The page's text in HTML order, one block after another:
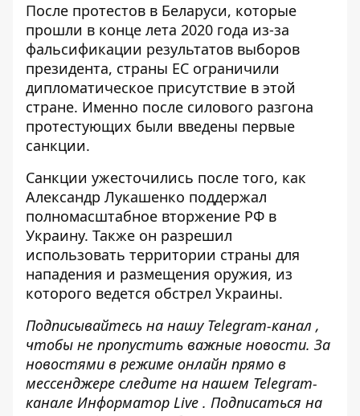
После протестов в Беларуси, которые
прошли в конце лета 2020 года из-за
фальсификации результатов выборов
президента, страны ЕС ограничили
дипломатическое присутствие в этой
стране. Именно после силового разгона
протестующих были введены первые
санкции.
Санкции ужесточились после того, как
Александр Лукашенко поддержал
полномасштабное вторжение РФ в
Украину. Также он разрешил
использовать территории страны для
нападения и размещения оружия, из
которого ведется обстрел Украины.
Подписывайтесь на нашу Telegram-канал ,
чтобы не пропустить важные новости. За
новостями в режиме онлайн прямо в
мессенджере следите на нашем Telegram-
канале Информатор Live . Подписаться на